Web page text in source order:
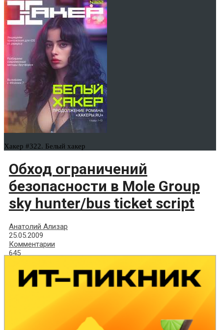
Хакер #322. Белый хакер
Обход ограничений
безопасности в Mole Group
sky hunter/bus ticket sсriрt
Анатолий Ализар
25.05.2009
Комментарии
645